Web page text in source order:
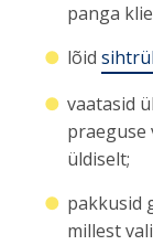
panga
lõid
vaatasid
praeguse
üldiselt;
pakkusid
millest